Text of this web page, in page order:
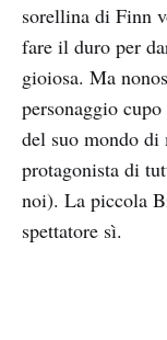
sorellina di Finn
fare il duro per
gioiosa. Ma
personaggio
del suo mondo
protagonista di
noi). La piccola
spettatore sì.